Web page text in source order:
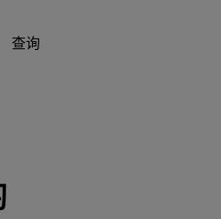
查询